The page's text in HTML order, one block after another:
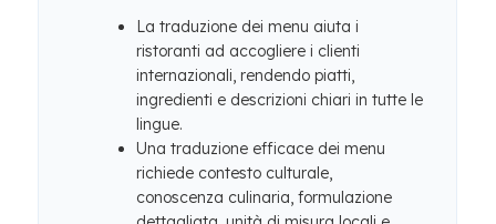
La traduzione dei menu aiuta i
ristoranti ad accogliere i clienti
internazionali, rendendo piatti,
ingredienti e descrizioni chiari in tutte le
lingue.
Una traduzione efficace dei menu
richiede contesto culturale,
conoscenza culinaria, formulazione